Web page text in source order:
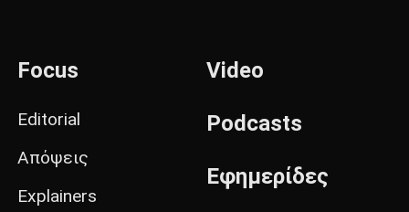
Focus
Editorial
Απόψεις
Explainers
Video
Podcasts
Εφημερίδες